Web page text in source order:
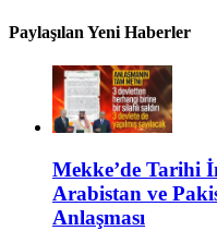
Paylaşılan Yeni Haberler
Mekke’de Tarihi
Arabistan ve
Anlaşması